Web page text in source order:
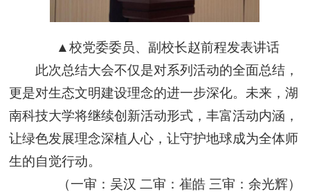
▲校党委委员、副校长赵前程发表讲话
此次总结大会不仅是对系列活动的全面总结，
更是对生态文明建设理念的进一步深化。未来，湖
南科技大学将继续创新活动形式，丰富活动内涵，
让绿色发展理念深植人心，让守护地球成为全体师
生的自觉行动。
（一审：吴汉 二审：崔皓 三审：余光辉）